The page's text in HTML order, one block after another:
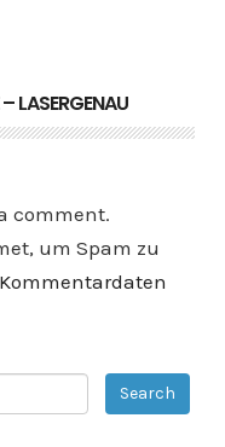
LASERGENAU
comment.
um Spam zu